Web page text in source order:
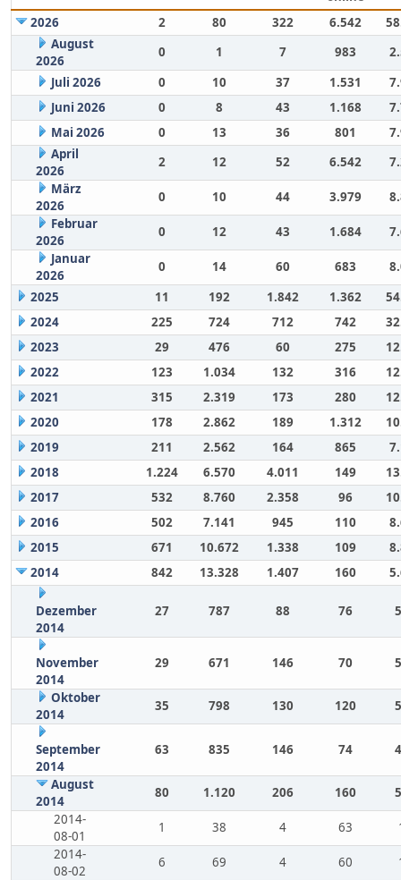
2026
2 80 322 6.542
August
2026
0 1 7 983
Juli 2026
0 10 37 1.531
Juni 2026
0 8 43 1.168
Mai 2026
0 13 36 801
April
2026
2 12 52 6.542
März
2026
0 10 44 3.979
Februar
2026
0 12 43 1.684
Januar
2026
0 14 60 683
2025
11 192 1.842 1.362
2024
225 724 712 742
2023
29 476 60 275
2022
123 1.034 132 316
2021
315 2.319 173 280
2020
178 2.862 189 1.312
2019
211 2.562 164 865
2018
1.224 6.570 4.011 149
2017
532 8.760 2.358 96
2016
502 7.141 945 110
2015
671 10.672 1.338 109
2014
842 13.328 1.407 160
Dezember
2014
27 787 88 76
November
2014
29 671 146 70
Oktober
2014
35 798 130 120
September
2014
63 835 146 74
August
2014
80 1.120 206 160
2014-
08-01
1 38 4 63
2014-
08-02
6 69 4 60